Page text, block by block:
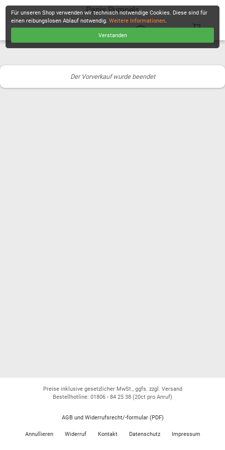
Papis Pumpels
Der Vorverkauf wurde beendet
Für unseren Shop verwenden wir technisch notwendige Cookies. Diese sind für
einen reibungslosen Ablauf notwendig.Weitere Informationen.
Verstanden
Preise inklusive gesetzlicher MwSt., ggfs. zzgl. Versand
Bestellhotline: 01806 - 84 25 38 (20ct pro Anruf)
AGB und Widerrufsrecht/-formular (PDF)
Annullieren Widerruf Kontakt Datenschutz Impressum